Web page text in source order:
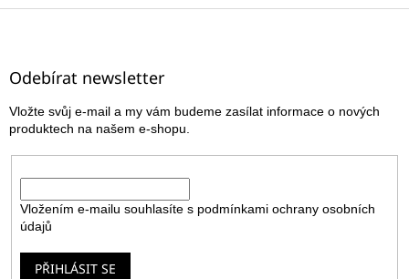
Z
Odebírat newsletter
Vložte svůj e-mail a my vám budeme zasílat informace o nových
produktech na našem e-shopu.
Vložením e-mailu souhlasíte s podmínkami ochrany osobních
údajů
PŘIHLÁSIT SE